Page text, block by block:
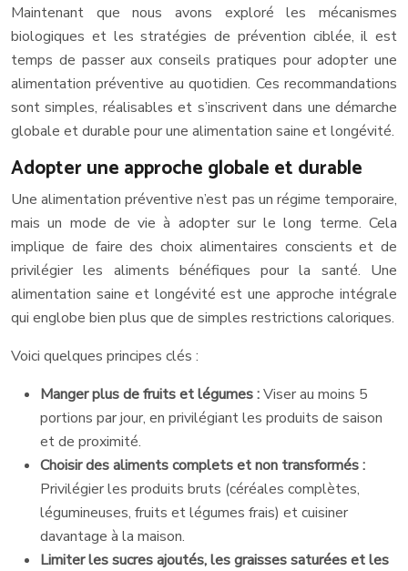
Maintenant que nous avons exploré les mécanismes
biologiques et les stratégies de prévention ciblée, il est
temps de passer aux conseils pratiques pour adopter une
alimentation préventive au quotidien. Ces recommandations
sont simples, réalisables et s’inscrivent dans une démarche
globale et durable pour une alimentation saine et longévité.
Adopter une approche globale et durable
Une alimentation préventive n’est pas un régime temporaire,
mais un mode de vie à adopter sur le long terme. Cela
implique de faire des choix alimentaires conscients et de
privilégier les aliments bénéfiques pour la santé. Une
alimentation saine et longévité est une approche intégrale
qui englobe bien plus que de simples restrictions caloriques.
Voici quelques principes clés :
Manger plus de fruits et légumes :Viser au moins 5
portions par jour, en privilégiant les produits de saison
et de proximité.
Choisir des aliments complets et non transformés :
Privilégier les produits bruts (céréales complètes,
légumineuses, fruits et légumes frais) et cuisiner
davantage à la maison.
Limiter les sucres ajoutés, les graisses saturées et les